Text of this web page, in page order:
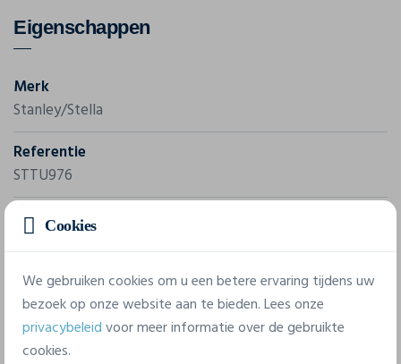
Eigenschappen
Merk
Stanley/Stella
Referentie
STTU976
Gram/m²
155 g/m²
Samenstelling
100% Gesponnen en gekamd biologisch katoen
Cookies
We gebruiken cookies om u een betere ervaring tijdens uw
bezoek op onze website aan te bieden. Lees onze
privacybeleidvoor meer informatie over de gebruikte
cookies.